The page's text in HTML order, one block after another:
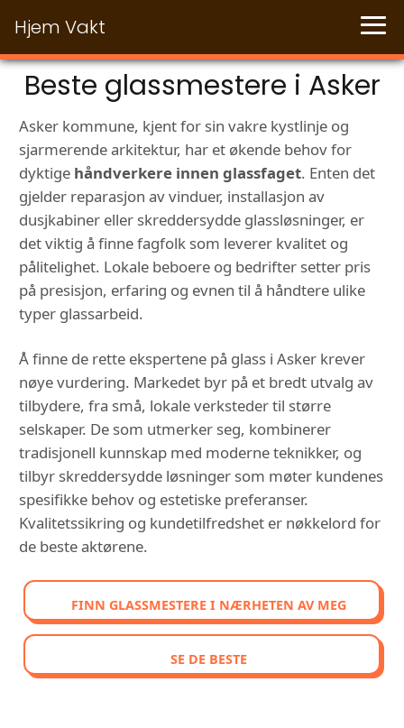
Hjem Vakt
Beste glassmestere i Asker
Asker kommune, kjent for sin vakre kystlinje og
sjarmerende arkitektur, har et økende behov for
dyktige håndverkere innen glassfaget. Enten det
gjelder reparasjon av vinduer, installasjon av
dusjkabiner eller skreddersydde glassløsninger, er
det viktig å finne fagfolk som leverer kvalitet og
pålitelighet. Lokale beboere og bedrifter setter pris
på presisjon, erfaring og evnen til å håndtere ulike
typer glassarbeid.
Å finne de rette ekspertene på glass i Asker krever
nøye vurdering. Markedet byr på et bredt utvalg av
tilbydere, fra små, lokale verksteder til større
selskaper. De som utmerker seg, kombinerer
tradisjonell kunnskap med moderne teknikker, og
tilbyr skreddersydde løsninger som møter kundenes
spesifikke behov og estetiske preferanser.
Kvalitetssikring og kundetilfredshet er nøkkelord for
de beste aktørene.
FINN GLASSMESTERE I NÆRHETEN AV MEG
SE DE BESTE